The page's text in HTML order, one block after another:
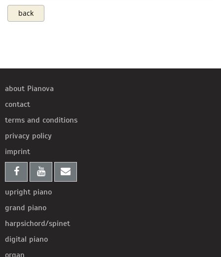
back
about Pianova
contact
terms and conditions
privacy policy
imprint
upright piano
grand piano
harpsichord/spinet
digital piano